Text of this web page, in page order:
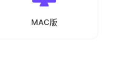
MAC版